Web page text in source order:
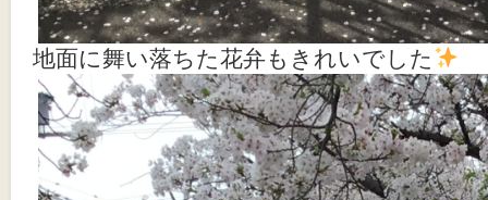
地面に舞い落ちた花弁もきれいでした